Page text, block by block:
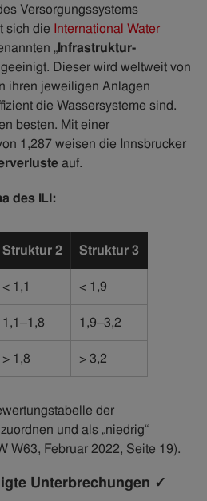
Versorgungssystems
sich die International Water
„Infrastruktur-
geeinigt. Dieser wird weltweit von
ihren jeweiligen Anlagen
die Wassersysteme sind.
besten. Mit einer
1,287 weisen die Innsbrucker
auf.
des ILI:
Struktur 2 Struktur 3
< 1,1 < 1,9
1,1–1,8 1,9–3,2
> 1,8 > 3,2
der
und als „niedrig“
W63, Februar 2022, Seite 19).
Unterbrechungen ✓